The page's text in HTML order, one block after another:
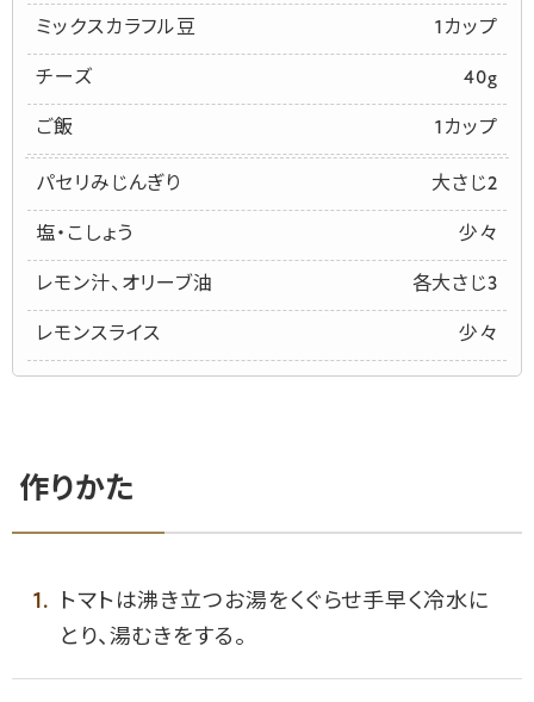
ミックスカラフル豆 1カップ
チーズ 40g
ご飯 1カップ
パセリみじんぎり 大さじ2
塩・こしょう 少々
レモン汁、オリーブ油 各大さじ3
レモンスライス 少々
作りかた
トマトは沸き立つお湯をくぐらせ手早く冷水に
とり、湯むきをする。